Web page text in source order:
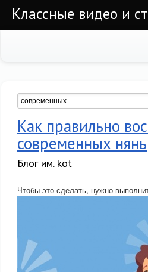
Классные видео и
Как правильно
современных нянь
Блог им. kot
Чтобы это сделать, нужно